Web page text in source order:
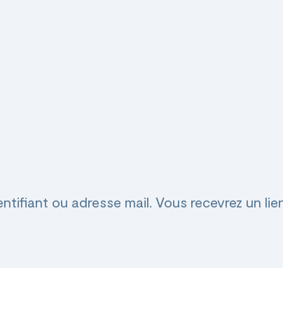
ou adresse mail. Vous recevrez un